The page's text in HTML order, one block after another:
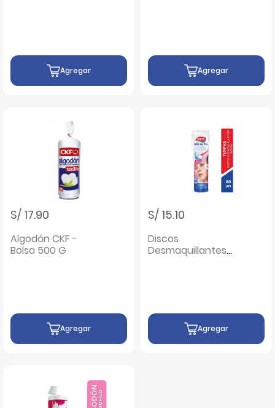
Agregar Agregar
S/ 17.90
Algodón CKF -
Bolsa 500 G
Agregar
S/ 15.10
Discos
Desmaquillantes
Agregar